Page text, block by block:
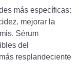
más específicas:
mejorar la
Sérum
del
resplandeciente